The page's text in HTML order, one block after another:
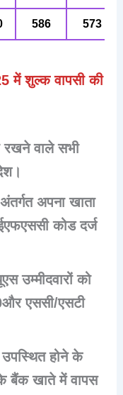
586 573
में शुल्क वापसी की
रखने वाले सभी
अपना खाता
कोड दर्ज
उम्मीदवारों को
और एससी/एसटी
उपस्थित होने के
बैंक खाते में वापस